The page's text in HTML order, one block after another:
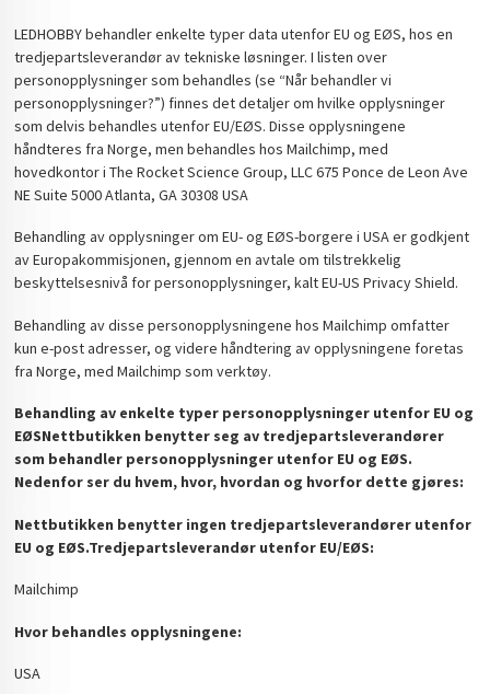
LEDHOBBY behandler enkelte typer data utenfor EU og EØS, hos en
tredjepartsleverandør av tekniske løsninger. I listen over
personopplysninger som behandles (se “Når behandler vi
personopplysninger?”) finnes det detaljer om hvilke opplysninger
som delvis behandles utenfor EU/EØS. Disse opplysningene
håndteres fra Norge, men behandles hos Mailchimp, med
hovedkontor i The Rocket Science Group, LLC 675 Ponce de Leon Ave
NE Suite 5000 Atlanta, GA 30308 USA
Behandling av opplysninger om EU- og EØS-borgere i USA er godkjent
av Europakommisjonen, gjennom en avtale om tilstrekkelig
beskyttelsesnivå for personopplysninger, kalt EU-US Privacy Shield.
Behandling av disse personopplysningene hos Mailchimp omfatter
kun e-post adresser, og videre håndtering av opplysningene foretas
fra Norge, med Mailchimp som verktøy.
Behandling av enkelte typer personopplysninger utenfor EU og
EØSNettbutikken benytter seg av tredjepartsleverandører
som behandler personopplysninger utenfor EU og EØS.
Nedenfor ser du hvem, hvor, hvordan og hvorfor dette gjøres:
Nettbutikken benytter ingen tredjepartsleverandører utenfor
EU og EØS.Tredjepartsleverandør utenfor EU/EØS:
Mailchimp
Hvor behandles opplysningene:
USA